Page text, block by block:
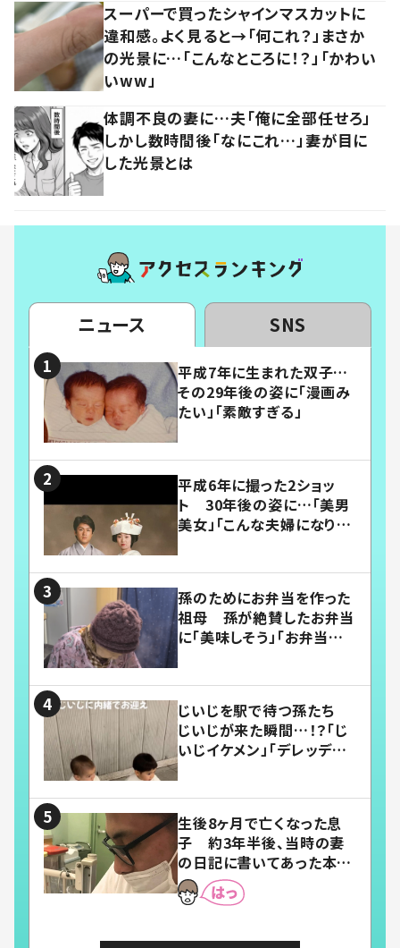
スーパーで買ったシャインマスカットに
違和感。よく見ると→「何これ？」まさか
の光景に…「こんなところに！？」「かわい
いww」
体調不良の妻に…夫「俺に全部任せろ」
しかし数時間後「なにこれ…」妻が目に
した光景とは
ニュース SNS
平成7年に生まれた双子…
その29年後の姿に「漫画み
たい」「素敵すぎる」
平成6年に撮った2ショッ
ト 30年後の姿に…「美男
美女」「こんな夫婦になりた
孫のためにお弁当を作った
祖母 孫が絶賛したお弁当
に「美味しそう」「お弁当すご
じいじを駅で待つ孫たち
じいじが来た瞬間…！？「じ
いじイケメン」「デレッデレ」
生後8ヶ月で亡くなった息
子 約3年半後、当時の妻
の日記に書いてあった本音
とは